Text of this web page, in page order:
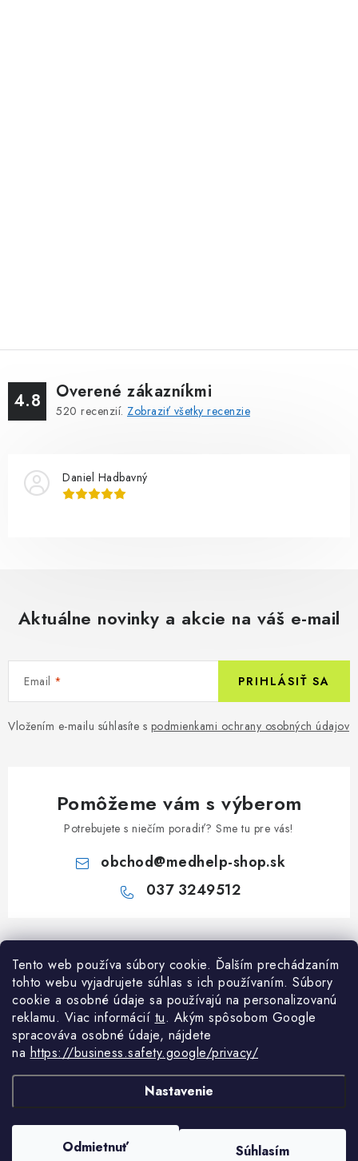
Tento web používa súbory cookie. Ďalším prechádzaním
tohto webu vyjadrujete súhlas s ich používaním. Súbory
cookie a osobné údaje sa používajú na personalizovanú
reklamu. Viac informácií tu. Akým spôsobom Google
spracováva osobné údaje, nájdete
na https://business.safety.google/privacy/
Nastavenie
Odmietnuť Súhlasím
4.8 Overené zákazníkmi
520 recenzií. Zobraziť všetky recenzie
Daniel Hadbavný
Aktuálne novinky a akcie na váš e-mail
Email
Vložením e-mailu súhlasíte s podmienkami ochrany osobných údajov
PRIHLÁSIŤ SA
Pomôžeme vám s výberom
Potrebujete s niečím poradiť? Sme tu pre vás!
obchod@medhelp-shop.sk
037 3249512
Z
á
Informácie pre vás
O firme
Všetko o nákupe
Kontakty
Všetko o nákupe
Obchodné podmienky
Odstúpenie od zmluvy
NAPÍŠTE NÁM NA WHATSAPP
. Všetky práva vyhradené.Upraviť nastavenie
Potrebujete poradiť?Spýtajte sa nášho
asistenta Mediho.